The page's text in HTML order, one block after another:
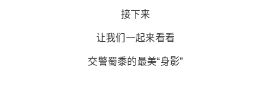
接下来
让我们一起来看看
交警蜀黍的最美“身影”